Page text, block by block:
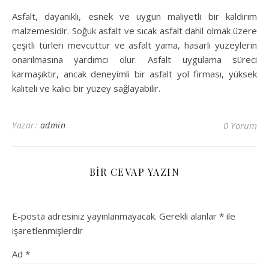
Asfalt, dayanıklı, esnek ve uygun maliyetli bir kaldırım
malzemesidir. Soğuk asfalt ve sıcak asfalt dahil olmak üzere
çeşitli türleri mevcuttur ve asfalt yama, hasarlı yüzeylerin
onarılmasına yardımcı olur. Asfalt uygulama süreci
karmaşıktır, ancak deneyimli bir asfalt yol firması, yüksek
kaliteli ve kalıcı bir yüzey sağlayabilir.
Yazar: admin 0 Yorum
BIR CEVAP YAZIN
E-posta adresiniz yayınlanmayacak. Gerekli alanlar * ile
işaretlenmişlerdir
Ad *